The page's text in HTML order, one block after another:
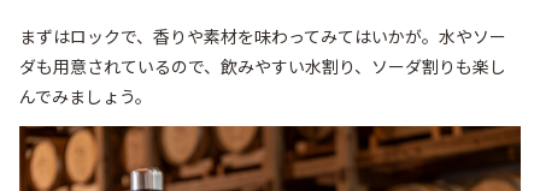
まずはロックで、香りや素材を味わってみてはいかが。水やソー
ダも用意されているので、飲みやすい水割り、ソーダ割りも楽し
んでみましょう。